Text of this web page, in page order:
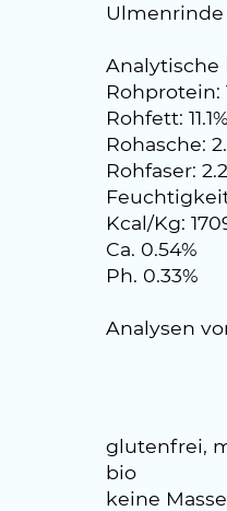
Ulmenrinde
Analytische
Rohprotein:
Rohfett: 11.1%
Rohasche:
Rohfaser:
Kcal/Kg:
Ca. 0.54%
Ph. 0.33%
Analysen
glutenfrei,
bio
keine